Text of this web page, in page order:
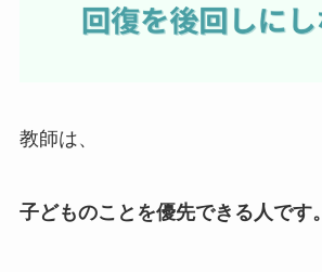
教師は、
子どものことを優先できる人です。